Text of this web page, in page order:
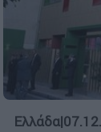
Ελλάδα|